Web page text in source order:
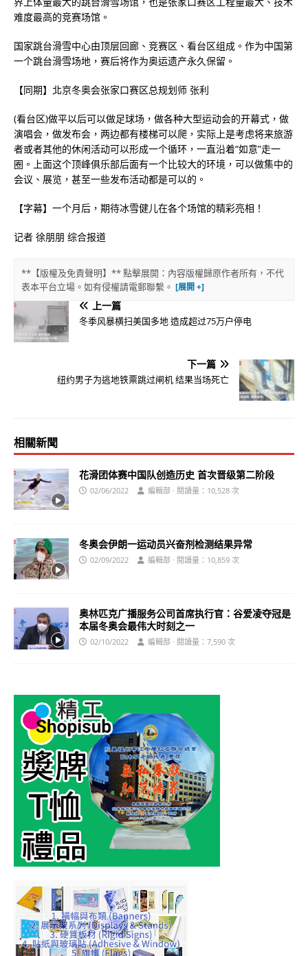
难度最高的竞赛场馆。
国家跳台滑雪中心由顶层回廊、竞赛区、看台区组成。作为中国第
一个跳台滑雪场地，赛后将作为奥运遗产永久保留。
【同期】北京冬奥会张家口赛区总规划师 张利
(看台区)做平以后可以做足球场，做各种大型运动会的开幕式，做
演唱会，做发布会，两边都有楼梯可以爬，实际上是考虑将来旅游
者或者其他的休闲活动可以形成一个循环，一直沿着“如意”走一
圈。上面这个顶峰俱乐部后面有一个比较大的环境，可以做集中的
会议、展览，甚至一些发布活动都是可以的。
【字幕】一个月后，期待冰雪健儿在各个场馆的精彩亮相！
记者 徐朋朋 综合报道
**【版權及免責聲明】** 點擊展開：內容版權歸原作者所有，不代
表本平台立場。如有侵權請電郵聯繫。
上一篇
冬季风暴横扫美国多地 造成超过75万户停电
下一篇
纽约男子为逃地铁票跳过闸机 结果当场死亡
相關新聞
花滑团体赛中国队创造历史 首次晋级第二阶段
02/06/2022 編輯部 · 閱讀量：10,528 次
冬奥会伊朗一运动员兴奋剂检测结果异常
02/09/2022 編輯部 · 閱讀量：10,859 次
奥林匹克广播服务公司首席执行官：谷爱凌夺冠是
本届冬奥会最伟大时刻之一
02/10/2022 編輯部 · 閱讀量：7,590 次